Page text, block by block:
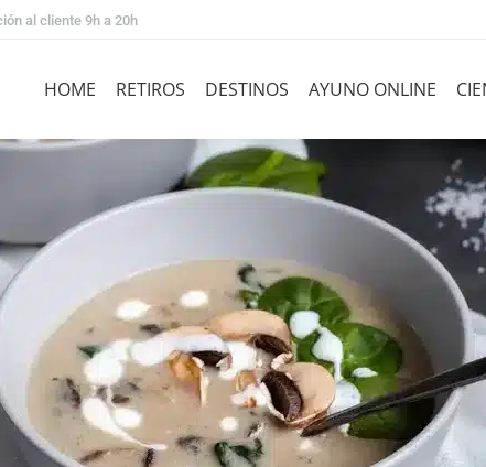
al cliente 9h a 20h
HOME RETIROS DESTINOS AYUNO ONLINE